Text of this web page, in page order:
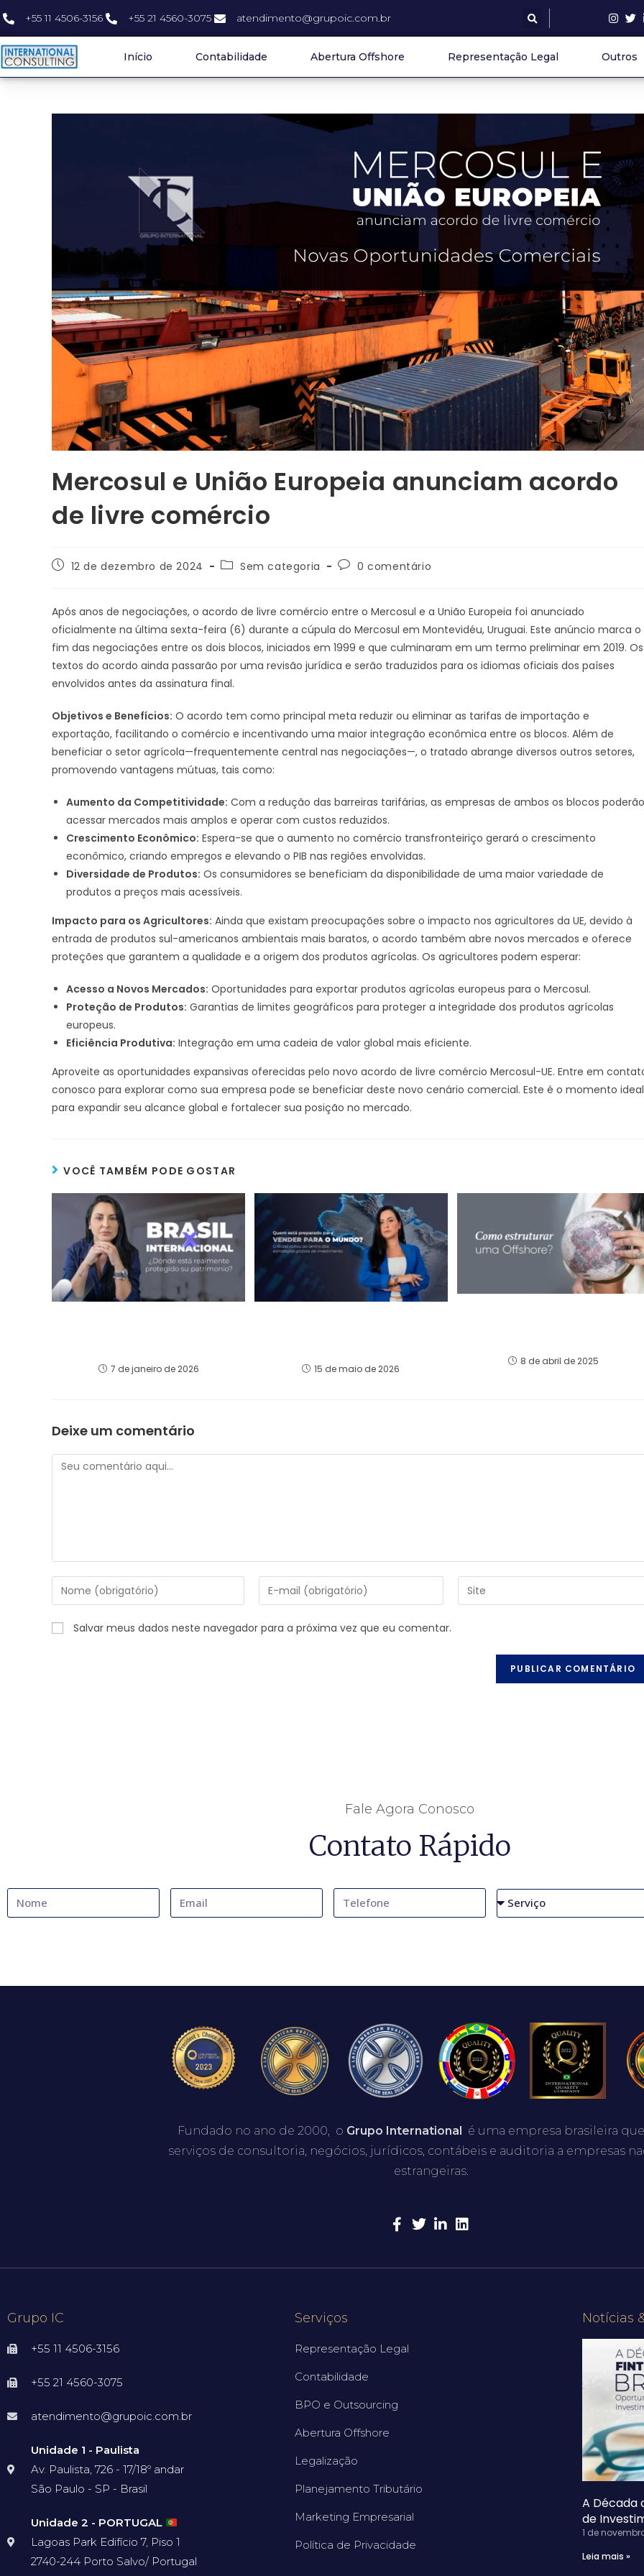
+55 11 4506-3156 +55 21 4560-3075 atendimento@grupoic.com.br
Início Contabilidade Abertura Offshore Representação Legal Outros
Mercosul e União Europeia anunciam acordo
de livre comércio
12 de dezembro de 2024 Sem categoria 0 comentário
Após anos de negociações, o acordo de livre comércio entre o Mercosul e a União Europeia foi anunciado
oficialmente na última sexta-feira (6) durante a cúpula do Mercosul em Montevidéu, Uruguai. Este anúncio marca o
fim das negociações entre os dois blocos, iniciados em 1999 e que culminaram em um termo preliminar em 2019. Os
textos do acordo ainda passarão por uma revisão jurídica e serão traduzidos para os idiomas oficiais dos países
envolvidos antes da assinatura final.
Objetivos e Benefícios: O acordo tem como principal meta reduzir ou eliminar as tarifas de importação e
exportação, facilitando o comércio e incentivando uma maior integração econômica entre os blocos. Além de
beneficiar o setor agrícola—frequentemente central nas negociações—, o tratado abrange diversos outros setores,
promovendo vantagens mútuas, tais como:
Aumento da Competitividade: Com a redução das barreiras tarifárias, as empresas de ambos os blocos poderão
acessar mercados mais amplos e operar com custos reduzidos.
Crescimento Econômico: Espera-se que o aumento no comércio transfronteiriço gerará o crescimento
econômico, criando empregos e elevando o PIB nas regiões envolvidas.
Diversidade de Produtos: Os consumidores se beneficiam da disponibilidade de uma maior variedade de
produtos a preços mais acessíveis.
Impacto para os Agricultores: Ainda que existam preocupações sobre o impacto nos agricultores da UE, devido à
entrada de produtos sul-americanos ambientais mais baratos, o acordo também abre novos mercados e oferece
proteções que garantem a qualidade e a origem dos produtos agrícolas. Os agricultores podem esperar:
Acesso a Novos Mercados: Oportunidades para exportar produtos agrícolas europeus para o Mercosul.
Proteção de Produtos: Garantias de limites geográficos para proteger a integridade dos produtos agrícolas
europeus.
Eficiência Produtiva: Integração em uma cadeia de valor global mais eficiente.
Aproveite as oportunidades expansivas oferecidas pelo novo acordo de livre comércio Mercosul-UE. Entre em
conosco para explorar como sua empresa pode se beneficiar deste novo cenário comercial. Este é o momento ideal
para expandir seu alcance global e fortalecer sua posição no mercado.
VOCÊ TAMBÉM PODE GOSTAR
7 de janeiro de 2026 15 de maio de 2026
8 de abril de 2025
Deixe um comentário
Salvar meus dados neste navegador para a próxima vez que eu comentar.
Fale Agora Conosco
Contato Rápido
Fundado no ano de 2000, o Grupo International
é uma empresa brasileira
serviços de consultoria, negócios, jurídicos, contábeis e auditoria a empresas
estrangeiras.
Grupo IC
+55 11 4506-3156
+55 21 4560-3075
atendimento@grupoic.com.br
Unidade 1 - Paulista
Av. Paulista, 726 - 17/18º andar
São Paulo - SP - Brasil
Unidade 2 - PORTUGAL
Lagoas Park Edifício 7, Piso 1
2740-244 Porto Salvo/ Portugal
Serviços
Representação Legal
Contabilidade
BPO e Outsourcing
Abertura Offshore
Legalização
Planejamento Tributário
Marketing Empresarial
Política de Privacidade
Notícias
A Década
de
1 de
Leia mais »